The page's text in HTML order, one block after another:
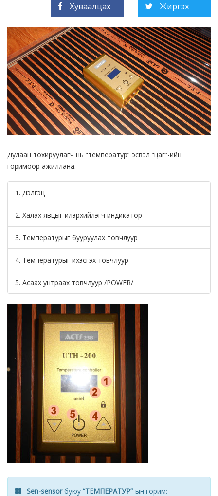
Хуваалцах Жиргэх
Дулаан тохируулагч нь “температур” эсвэл “цаг”-ийн
горимоор ажиллана.
1. Дэлгэц
2. Халах явцыг илэрхийлэгч индикатор
3. Температурыг бууруулах товчлуур
4. Температурыг ихэсгэх товчлуур
5. Асаах унтраах товчлуур /POWER/
Sen-sensorбуюу “ТЕМПЕРАТУР”-ын горим: